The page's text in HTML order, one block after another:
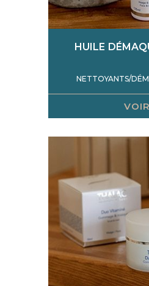
HUILE
NETTOYANTS/
VOIR